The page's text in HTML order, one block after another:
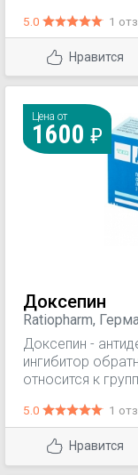
алкогольного
5.0 1
Нравится
Цена от
1600
Доксепин
Ratiopharm,
Польша
Доксепин -
ингибитор
относится к
сочетается с
вызывает
5.0 1
Нравится